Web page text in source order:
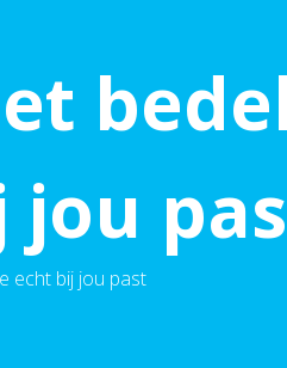
jou
echt bij jou past